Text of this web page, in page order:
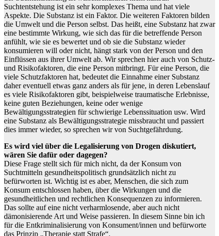
Suchtentstehung ist ein sehr komplexes Thema und hat viele
Aspekte. Die Substanz ist ein Faktor. Die weiteren Faktoren bilden
die Umwelt und die Person selbst. Das heißt, eine Substanz hat zwar
eine bestimmte Wirkung, wie sich das für die betreffende Person
anfühlt, wie sie es bewertet und ob sie die Substanz wieder
konsumieren will oder nicht, hängt stark von der Person und den
Einflüssen aus ihrer Umwelt ab. Wir sprechen hier auch von Schutz-
und Risikofaktoren, die eine Person mitbringt. Für eine Person, die
viele Schutzfaktoren hat, bedeutet die Einnahme einer Substanz
daher eventuell etwas ganz anders als für jene, in deren Lebenslauf
es viele Risikofaktoren gibt, beispielweise traumatische Erlebnisse,
keine guten Beziehungen, keine oder wenige
Bewältigungsstrategien für schwierige Lebenssituation usw. Wird
eine Substanz als Bewältigungsstrategie missbraucht und passiert
dies immer wieder, so sprechen wir von Suchtgefährdung.
Es wird viel über die Legalisierung von Drogen diskutiert,
wären Sie dafür oder dagegen?
Diese Frage stellt sich für mich nicht, da der Konsum von
Suchtmitteln gesundheitspolitisch grundsätzlich nicht zu
befürworten ist. Wichtig ist es aber, Menschen, die sich zum
Konsum entschlossen haben, über die Wirkungen und die
gesundheitlichen und rechtlichen Konsequenzen zu informieren.
Das sollte auf eine nicht verharmlosende, aber auch nicht
dämonisierende Art und Weise passieren. In diesem Sinne bin ich
für die Entkriminalisierung von Konsument/innen und befürworte
das Prinzip „Therapie statt Strafe“.